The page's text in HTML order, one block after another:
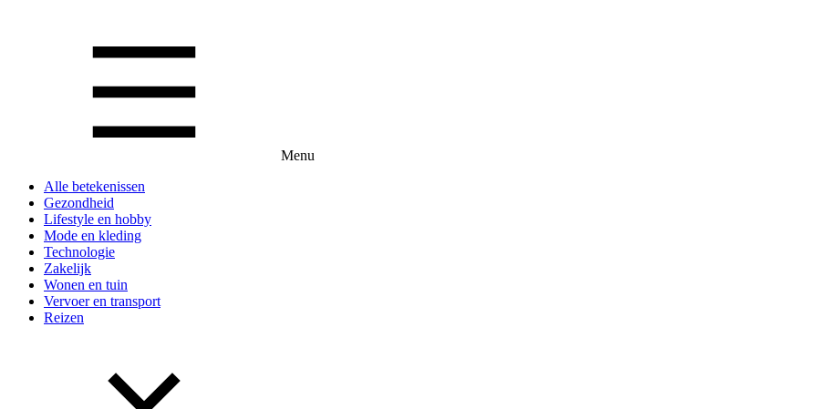
Menu
Alle betekenissen
Gezondheid
Lifestyle en hobby
Mode en kleding
Technologie
Zakelijk
Wonen en tuin
Vervoer en transport
Reizen